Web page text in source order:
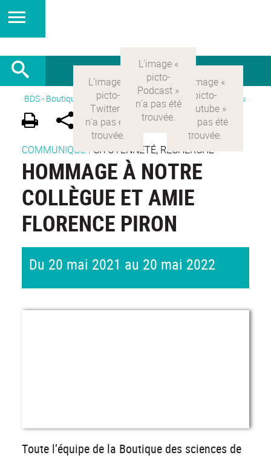
BDS - Boutique des sciences Version Française>Actualités
COMMUNIQUÉ | CITOYENNETÉ, RECHERCHE
HOMMAGE À NOTRE
COLLÈGUE ET AMIE
FLORENCE PIRON
Du 20 mai 2021 au 20 mai 2022
Toute l’équipe de la Boutique des sciences de